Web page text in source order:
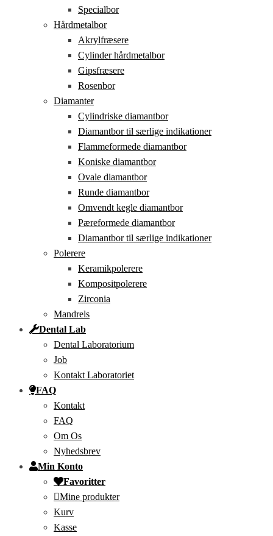
Specialbor
Hårdmetalbor
Akrylfræsere
Cylinder hårdmetalbor
Gipsfræsere
Rosenbor
Diamanter
Cylindriske diamantbor
Diamantbor til særlige indikationer
Flammeformede diamantbor
Koniske diamantbor
Ovale diamantbor
Runde diamantbor
Omvendt kegle diamantbor
Pæreformede diamantbor
Diamantbor til særlige indikationer
Polerere
Keramikpolerere
Kompositpolerere
Zirconia
Mandrels
Dental Lab
Dental Laboratorium
Job
Kontakt Laboratoriet
FAQ
Kontakt
FAQ
Om Os
Nyhedsbrev
Min Konto
Favoritter
Mine produkter
Kurv
Kasse